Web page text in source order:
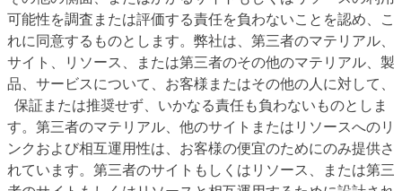
可能性を調査または評価する責任を負わないことを認め、こ
れに同意するものとします。弊社は、第三者のマテリアル、
サイト、リソース、または第三者のその他のマテリアル、製
品、サービスについて、お客様またはその他の人に対して、
保証または推奨せず、いかなる責任も負わないものとしま
す。第三者のマテリアル、他のサイトまたはリソースへのリ
ンクおよび相互運用性は、お客様の便宜のためにのみ提供さ
れています。第三者のサイトもしくはリソース、または第三